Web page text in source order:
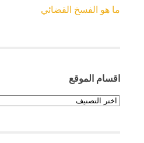
ما هو الفسخ القضائي
اقسام الموقع
اقسام
الموقع